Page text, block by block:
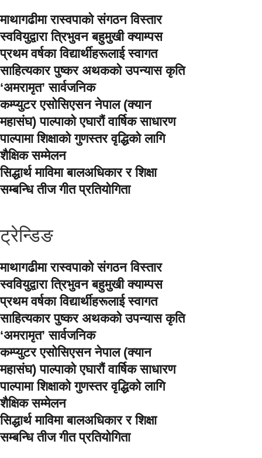
माथागढीमा रास्वपाको संगठन विस्तार
स्ववियुद्वारा त्रिभुवन बहुमुखी क्याम्पस
प्रथम वर्षका विद्यार्थीहरूलाई स्वागत
साहित्यकार पुष्कर अथकको उपन्यास कृति
‘अमरामृत’ सार्वजनिक
कम्प्युटर एसोसिएसन नेपाल (क्यान
महासंघ) पाल्पाको एघारौं वार्षिक साधारण
पाल्पामा शिक्षाको गुणस्तर वृद्धिको लागि
शैक्षिक सम्मेलन
सिद्धार्थ माविमा बालअधिकार र शिक्षा
सम्बन्धि तीज गीत प्रतियोगिता
ट्रेन्डिङ
माथागढीमा रास्वपाको संगठन विस्तार
स्ववियुद्वारा त्रिभुवन बहुमुखी क्याम्पस
प्रथम वर्षका विद्यार्थीहरूलाई स्वागत
साहित्यकार पुष्कर अथकको उपन्यास कृति
‘अमरामृत’ सार्वजनिक
कम्प्युटर एसोसिएसन नेपाल (क्यान
महासंघ) पाल्पाको एघारौं वार्षिक साधारण
पाल्पामा शिक्षाको गुणस्तर वृद्धिको लागि
शैक्षिक सम्मेलन
सिद्धार्थ माविमा बालअधिकार र शिक्षा
सम्बन्धि तीज गीत प्रतियोगिता